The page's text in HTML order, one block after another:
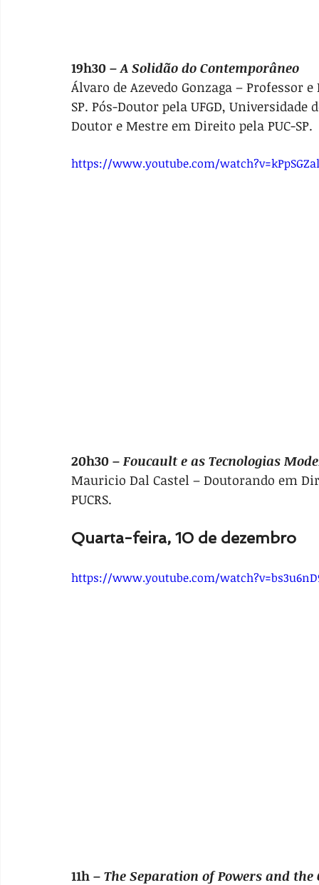
19h30 – A Solidão do Contemporâneo
Álvaro de Azevedo Gonzaga – Professor
SP. Pós-Doutor pela UFGD,
Doutor e Mestre em Direito pela PUC-SP.
https://www.youtube.com/
20h30 – Foucault e as Tecnologias
Mauricio Dal Castel – Doutorando em
PUCRS.
Quarta-feira, 10 de dezembro
https://www.youtube.com/
11h – The Separation of Powers and the